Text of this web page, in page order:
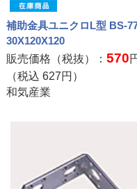
補助金具ユニクロL型 BS-
30X120X120
販売価格（税抜）： 570
（税込 627円）
和気産業